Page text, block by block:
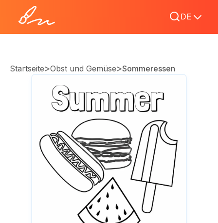
DE
Startseite>Obst und Gemüse>Sommeressen